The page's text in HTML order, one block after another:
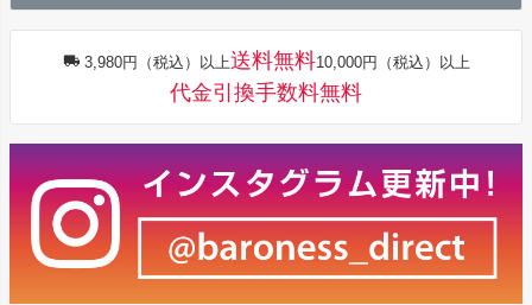
3,980円（税込）以上送料無料10,000円（税込）以上
代金引換手数料無料